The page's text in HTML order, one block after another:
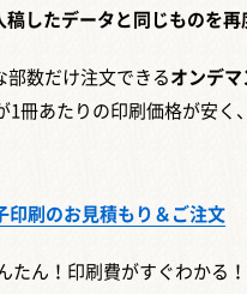
稿したデータと同じものを再
部数だけ注文できるオンデマ
冊あたりの印刷価格が安く
印刷のお見積もり＆ご注文
たん！印刷費がすぐわかる！